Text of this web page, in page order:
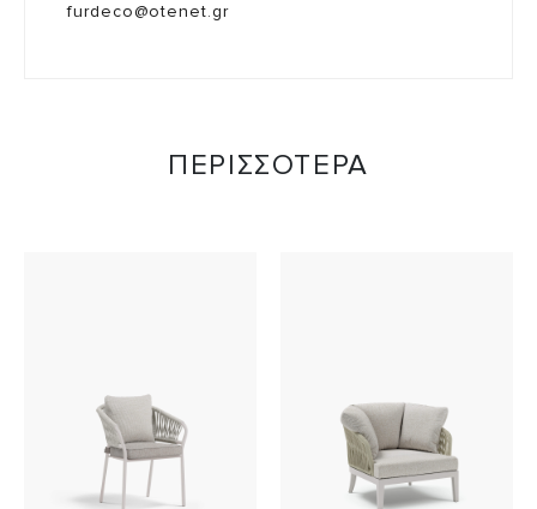
furdeco@otenet.gr
ΠΕΡΙΣΣΟΤΕΡΑ